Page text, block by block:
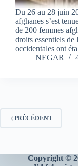
Du 26 au 28 juin
afghanes s’est
de 200 femmes
droits essentiels
occidentales ont
NEGAR
PRÉCÉDENT
Copyright ©